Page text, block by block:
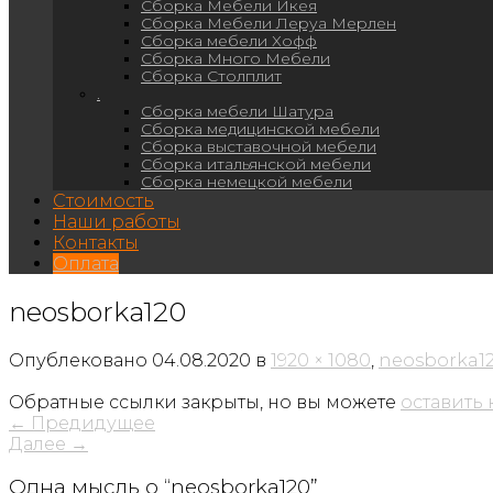
Сборка Мебели Икея
Сборка Мебели Леруа Мерлен
Сборка мебели Хофф
Сборка Много Мебели
Сборка Столплит
Сборка мебели Шатура
Сборка медицинской мебели
Сборка выставочной мебели
Сборка итальянской мебели
Сборка немецкой мебели
Стоимость
Наши работы
Контакты
Оплата
neosborka120
Опублековано 04.08.2020 в 1920 × 1080
Обратные ссылки закрыты, но вы можете
← Предидущее
Далее →
Одна мысль о “neosborka120”